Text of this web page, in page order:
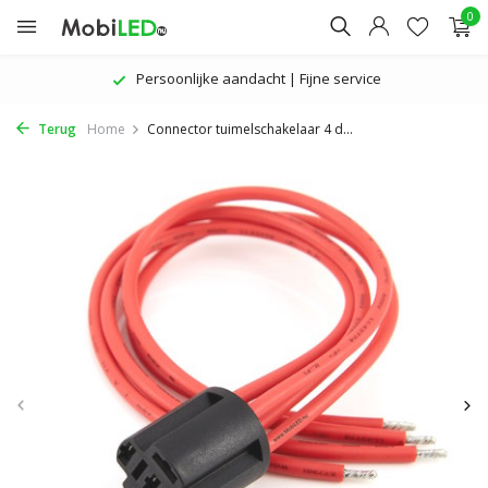
0
Persoonlijke aandacht | Fijne service
Terug Home Connector tuimelschakelaar 4 d...